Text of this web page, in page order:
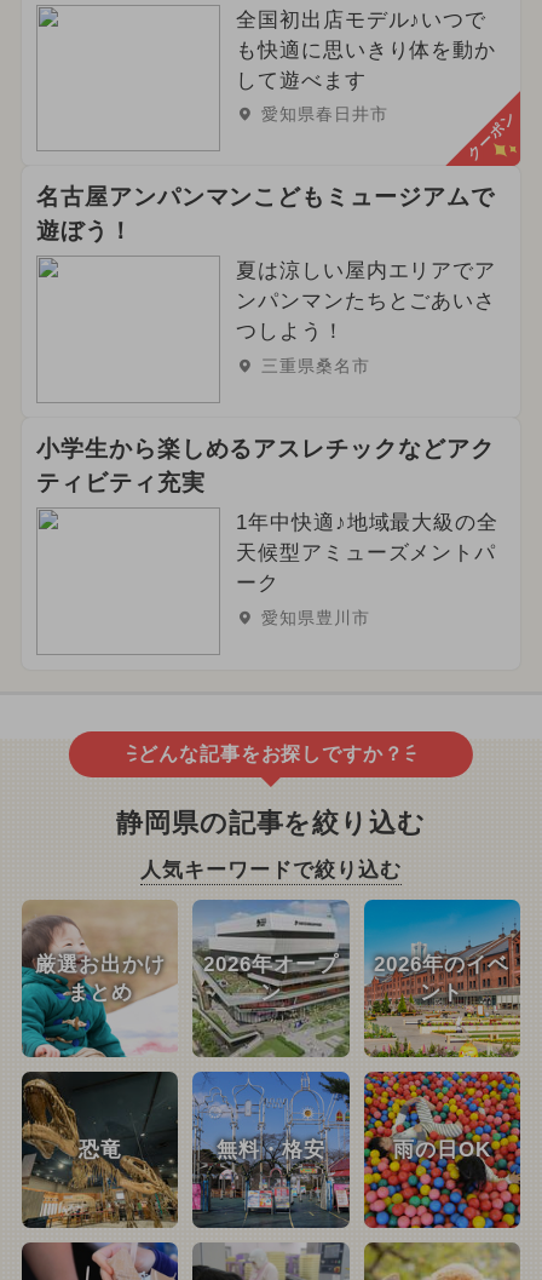
全国初出店モデル♪いつで
も快適に思いきり体を動か
して遊べます
愛知県春日井市 クーポン
名古屋アンパンマンこどもミュージアムで
遊ぼう！
夏は涼しい屋内エリアでア
ンパンマンたちとごあいさ
つしよう！
三重県桑名市
小学生から楽しめるアスレチックなどアク
ティビティ充実
1年中快適♪地域最大級の全
天候型アミューズメントパ
ーク
愛知県豊川市
どんな記事をお探しですか？
静岡県の記事を絞り込む
人気キーワードで絞り込む
厳選お出かけ
まとめ
2026年オープ
ン
2026年のイベ
ント
恐竜 無料・格安 雨の日OK